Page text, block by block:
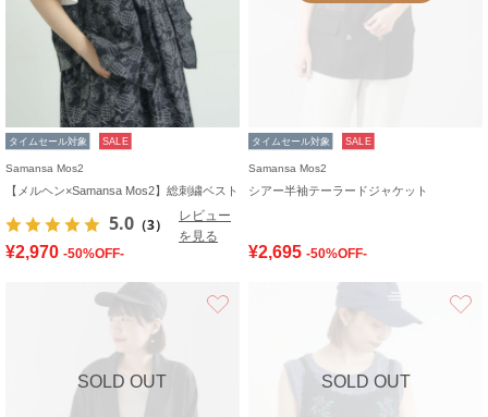
タイムセール対象 SALE
Samansa Mos2
【メルヘン×Samansa Mos2】総刺繍ベスト
5.0 （3）
レビュー
を見る
¥2,970 -50%OFF-
タイムセール対象 SALE
Samansa Mos2
シアー半袖テーラードジャケット
¥2,695 -50%OFF-
SOLD OUT SOLD OUT